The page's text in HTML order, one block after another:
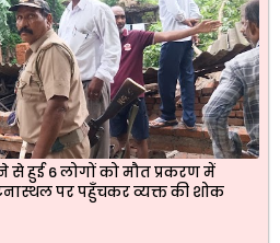
से हुई 6 लोगों को मौत प्रकरण में
पर पहुँचकर व्यक्त की शोक